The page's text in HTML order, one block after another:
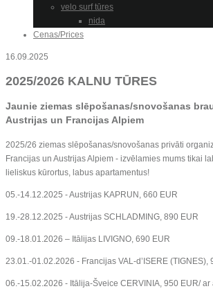
velo surf tūres
nida
Cenas/Prices
16.09.2025
2025/2026 KALNU TŪRES
Jaunie ziemas slēpošanas/snovošanas
Austrijas un Francijas Alpiem
2025/26 ziemas slēpošanas/snovošanas privāti
Francijas un Austrijas Alpiem - izvēlamies mums tikai
lieliskus kūrortus, labus apartamentus!
05.-14.12.2025 - Austrijas KAPRUN, 660 EUR
19.-28.12.2025 - Austrijas SCHLADMING, 890 EUR
09.-18.01.2026 – Itālijas LIVIGNO, 690 EUR
23.01.-01.02.2026 - Francijas VAL-d’ISERE (TIGNES),
06.-15.02.2026 - Itālija-Šveice CERVINIA, 950 EUR/